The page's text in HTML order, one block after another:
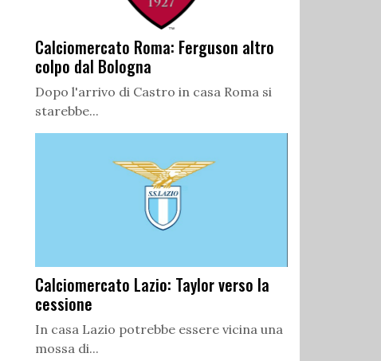
Calciomercato Roma: Ferguson altro
colpo dal Bologna
Dopo l'arrivo di Castro in casa Roma si
starebbe...
Calciomercato Lazio: Taylor verso la
cessione
In casa Lazio potrebbe essere vicina una
mossa di...